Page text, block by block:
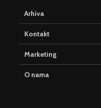
Arhiva
Kontakt
Marketing
O nama